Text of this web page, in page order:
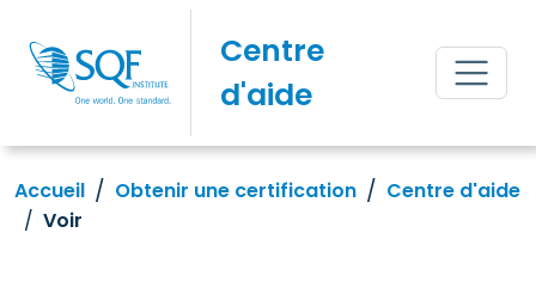
Centre
d'aide
Accueil Obtenir une certification
Centre d'aide
Voir